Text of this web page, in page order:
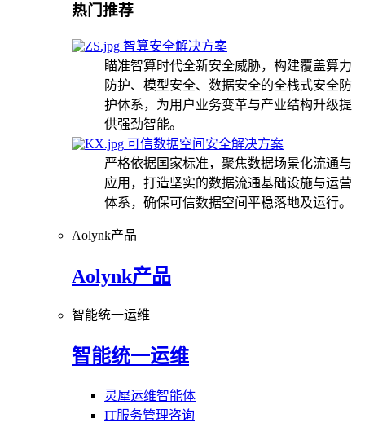
热门推荐
智算安全解决方案
瞄准智算时代全新安全威胁，构建覆盖算力
防护、模型安全、数据安全的全栈式安全防
护体系，为用户业务变革与产业结构升级提
供强劲智能。
可信数据空间安全解决方案
严格依据国家标准，聚焦数据场景化流通与
应用，打造坚实的数据流通基础设施与运营
体系，确保可信数据空间平稳落地及运行。
Aolynk产品
Aolynk产品
智能统一运维
智能统一运维
灵犀运维智能体
IT服务管理咨询